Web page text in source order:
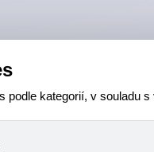
kategorií, v souladu